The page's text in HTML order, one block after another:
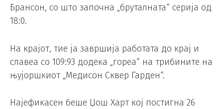
Брансон, со што започна „бруталната“ серија од
18:0.
На крајот, тие ја завршија работата до крај и
славеа со 109:93 додека „гореа“ на трибините на
њујоршкиот „Медисон Сквер Гарден“.
Најефикасен беше Џош Харт кој постигна 26